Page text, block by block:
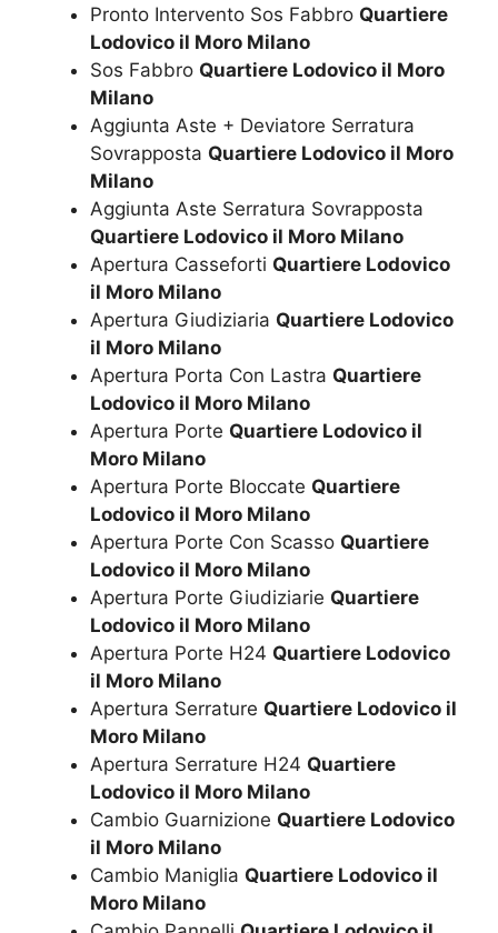
Pronto Intervento Sos Fabbro Quartiere
Lodovico il Moro Milano
Sos Fabbro Quartiere Lodovico il Moro
Milano
Aggiunta Aste + Deviatore Serratura
Sovrapposta Quartiere Lodovico il Moro
Milano
Aggiunta Aste Serratura Sovrapposta
Quartiere Lodovico il Moro Milano
Apertura Casseforti Quartiere Lodovico
il Moro Milano
Apertura Giudiziaria Quartiere Lodovico
il Moro Milano
Apertura Porta Con Lastra Quartiere
Lodovico il Moro Milano
Apertura Porte Quartiere Lodovico il
Moro Milano
Apertura Porte Bloccate Quartiere
Lodovico il Moro Milano
Apertura Porte Con Scasso Quartiere
Lodovico il Moro Milano
Apertura Porte Giudiziarie Quartiere
Lodovico il Moro Milano
Apertura Porte H24 Quartiere Lodovico
il Moro Milano
Apertura Serrature Quartiere Lodovico il
Moro Milano
Apertura Serrature H24 Quartiere
Lodovico il Moro Milano
Cambio Guarnizione Quartiere Lodovico
il Moro Milano
Cambio Maniglia Quartiere Lodovico il
Moro Milano